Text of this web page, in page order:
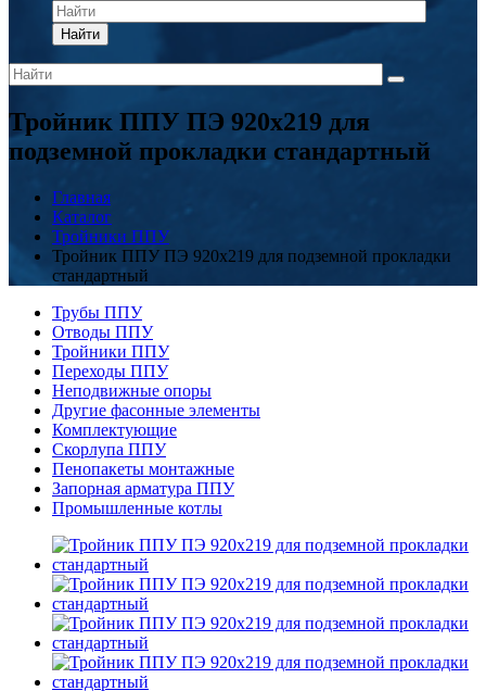
Найти
Тройник ППУ ПЭ 920x219 для
подземной прокладки стандартный
Главная
Каталог
Тройники ППУ
Тройник ППУ ПЭ 920x219 для подземной прокладки
стандартный
Трубы ППУ
Отводы ППУ
Тройники ППУ
Переходы ППУ
Неподвижные опоры
Другие фасонные элементы
Комплектующие
Скорлупа ППУ
Пенопакеты монтажные
Запорная арматура ППУ
Промышленные котлы